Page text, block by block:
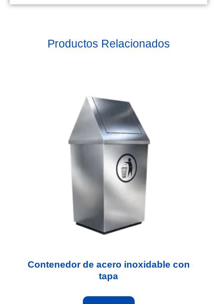
Productos Relacionados
Contenedor de acero inoxidable con
tapa